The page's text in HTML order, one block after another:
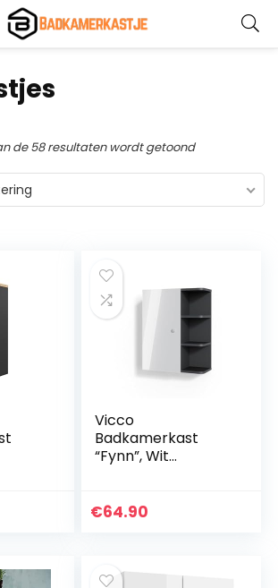
de 58 resultaten wordt getoond
Vicco
Badkamerkast
“Fynn”, Wit
€64.90